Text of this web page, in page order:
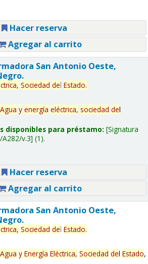
Hacer reserva
Agregar al carrito
San Antonio Oeste,
Sociedad del Estado.
Agua y energía eléctrica, sociedad del
disponibles para préstamo: Signatura
A282/v.3 (1).
Hacer reserva
Agregar al carrito
San Antonio Oeste,
Sociedad del Estado.
Agua y Energía Eléctrica, Sociedad del Estado,